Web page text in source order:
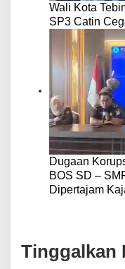
Wali Kota
SP3 Catin
Dugaan
BOS SD –
Dipertajam
Tinggalkan